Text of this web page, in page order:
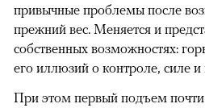
привычные проблемы после
прежний вес. Меняется и
собственных возможностях:
его иллюзий о контроле, силе и
При этом первый подъем почти